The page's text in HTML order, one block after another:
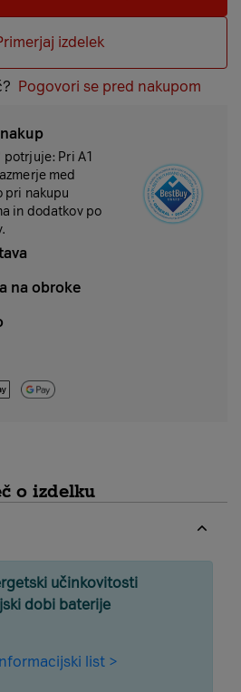
izdelek
Pogovori se pred nakupom
Pri A1
med
pri nakupu
in dodatkov po
na obroke
o izdelku
učinkovitosti
dobi baterije
list >